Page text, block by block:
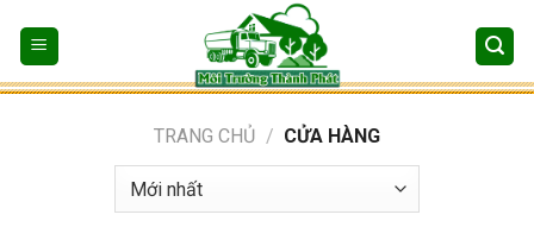
nội
TRANG CHỦ / CỬA HÀNG